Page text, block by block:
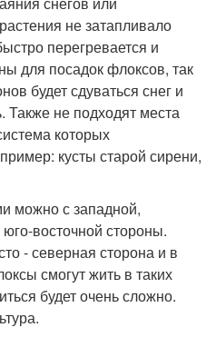
не затапливало
перегревается и
для посадок флоксов, так
будет сдуваться снег и
Также не подходят места
которых
кусты старой сирени,
можно с западной,
восточной стороны.
- северная сторона и в
смогут жить в таких
будет очень сложно.